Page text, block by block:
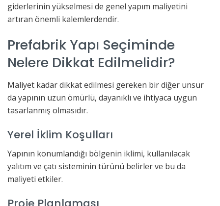
giderlerinin yükselmesi de genel yapım maliyetini
artıran önemli kalemlerdendir.
Prefabrik Yapı Seçiminde
Nelere Dikkat Edilmelidir?
Maliyet kadar dikkat edilmesi gereken bir diğer unsur
da yapının uzun ömürlü, dayanıklı ve ihtiyaca uygun
tasarlanmış olmasıdır.
Yerel İklim Koşulları
Yapının konumlandığı bölgenin iklimi, kullanılacak
yalıtım ve çatı sisteminin türünü belirler ve bu da
maliyeti etkiler.